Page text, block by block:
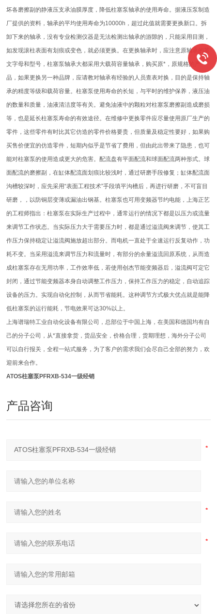
坏各磨擦副的静液压支承油膜厚度，降低柱塞泵轴承的使用寿命。据液压泵制造
厂提供的资料，轴承的平均使用寿命为10000h，超过此值就需要更换新口。拆
卸下来的轴承，没有专业检测仪器是无法检测出轴承的游隙的，只能采用目测，
如发现滚柱表面有划痕或变色，就必须更换。在更换轴承时，应注意原轴承的英
文字母和型号，柱塞泵轴承大都采用大载荷容量轴承，购买原*，原规格的产
品，如果更换另一种品牌，应请教对轴承有经验的人员查表对换，目的是保持轴
承的精度等级和载荷容量。柱塞泵使用寿命的长短，与平时的维护保养，液压油
的数量和质量，油液清洁度等有关。避免油液中的颗粒对柱塞泵磨擦副造成磨损
等，也是延长柱塞泵寿命的有效途径。在维修中更换零件应尽量使用原厂生产的
零件，这些零件有时比其它仿造的零件价格要贵，但质量及稳定性要好，如果购
买售价便宜的仿造零件，短期内似乎是节省了费用，但由此出带来了隐患，也可
能对柱塞泵的使用造成更大的危害。配流盘有平面配流和球面配流两种形式。球
面配流的磨擦副，在缸体配流面划痕比较浅时，通过研磨手段修复；缸体配流面
沟槽较深时，应先采用“表面工程技术”手段填平沟槽后，再进行研磨，不可盲目
研磨，，以防铜层变薄或漏油出钢基。柱塞泵也可用变频器节约电能，上海正艺
的工程师指出：柱塞泵在实际生产过程中，通常运行的情况下都是以压力或流量
来调节工作状态。当实际压力大于需要压力时，都是通过溢流阀来调节，使其工
作压力保持稳定让溢流阀施放超出部分。而电机一直处于全速运行反复动作，功
耗不变。当采用溢流来调节压力和流量时，有部分的余量溢流回原系统，从而造
成柱塞泵存在无用功率，工作效率低，若使用创杰节能变频器后，溢流阀可定它
封闭，通过节能变频器本身自动调整工作压力，保持工作压力的稳定，自动追踪
设备的压力。实现自动化控制，从而节省能耗。这种调节方式极大优点就是能降
低柱塞泵的运行能耗，节电效果可达30%以上。
上海谱瑞特工业自动化设备有限公司，总部位于中国上海，在美国和德国均有自
己的分子公司，从*直接拿货，货品安全，价格合理，货期理想，海外分子公司
可以自行报关，全程一站式服务，为了客户的需求我们会尽自己全部的努力，欢
迎前来合作。
ATOS柱塞泵PFRXB-534一级经销
产品咨询